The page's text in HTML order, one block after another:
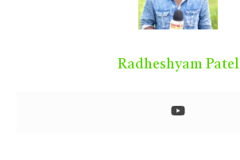
Radheshyam Patel